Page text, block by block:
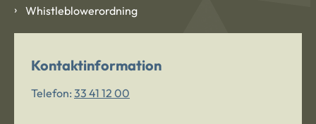
Whistleblowerordning
Kontaktinformation
Telefon: 33 41 12 00